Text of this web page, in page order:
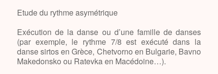
Etude du rythme asymétrique
Exécution de la danse ou d’une famille de danses
(par exemple, le rythme 7/8 est exécuté dans la
danse sirtos en Grèce, Chetvorno en Bulgarie, Bavno
Makedonsko ou Ratevka en Macédoine…).